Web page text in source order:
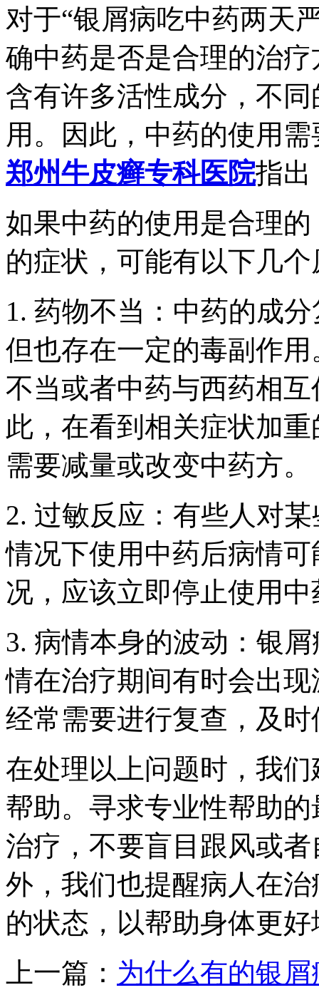
对于“银屑病吃中药两天
确中药是否是合理的治
含有许多活性成分，不
用。因此，中药的使用
郑州牛皮癣专科医院指出
如果中药的使用是合理
的症状，可能有以下几个
1. 药物不当：中药的成
但也存在一定的毒副作
不当或者中药与西药相
此，在看到相关症状加
需要减量或改变中药方。
2. 过敏反应：有些人对
情况下使用中药后病情
况，应该立即停止使用
3. 病情本身的波动：银
情在治疗期间有时会出
经常需要进行复查，及
在处理以上问题时，我
帮助。寻求专业性帮助
治疗，不要盲目跟风或
外，我们也提醒病人在
的状态，以帮助身体更
上一篇： 为什么有的银